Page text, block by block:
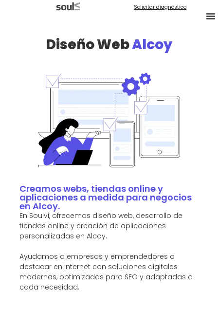
Solicitar diagnóstico
Diseño WebAlcoy
Creamos webs, tiendas online y
aplicaciones a medida para negocios
en Alcoy.
En Soulvi, ofrecemos diseño web, desarrollo de
tiendas online y creación de aplicaciones
personalizadas en Alcoy.
Ayudamos a empresas y emprendedores a
destacar en internet con soluciones digitales
modernas, optimizadas para SEO y adaptadas a
cada necesidad.